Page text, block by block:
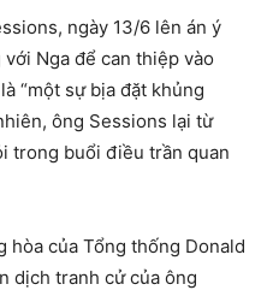
ngày 13/6 lên án ý
Nga để can thiệp vào
“một sự bịa đặt khủng
ông Sessions lại từ
trong buổi điều trần quan
hòa của Tổng thống Donald
dịch tranh cử của ông